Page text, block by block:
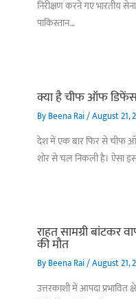
निरीक्षण करने गए भारतीय
पाकिस्तान…
क्या है चीफ ऑफ डिफेंस
ByBeena Rai/August 21,
देश में एक बार फिर से चीफ
शोर से चल निकली है। ऐसा
राहत सामग्री बांटकर
की मौत
ByBeena Rai/August 21,
उत्तरकाशी में आपदा प्रभावित